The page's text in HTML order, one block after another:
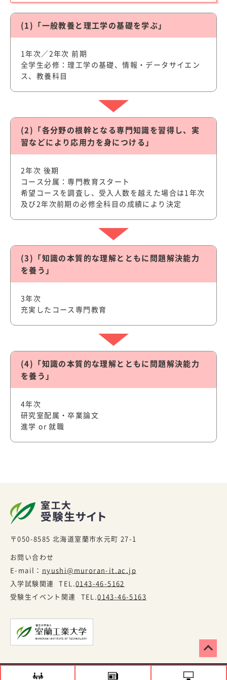
(1)「一般教養と理工学の基礎を学ぶ」
1年次／2年次 前期
全学生必修：理工学の基礎、情報・データサイエン
ス、教養科目
(2)「各分野の根幹となる専門知識を習得し、実
習などにより応用力を身につける」
2年次 後期
コース分属：専門教育スタート
希望コースを調査し、受入人数を越えた場合は1年次
及び2年次前期の必修全科目の成績により決定
(3)「知識の本質的な理解とともに問題解決能力
を養う」
3年次
充実したコース専門教育
(4)「知識の本質的な理解とともに問題解決能力
を養う」
4年次
研究室配属・卒業論文
進学 or 就職
〒050-8585北海道室蘭市水元町 27-1
お問い合わせ
E-mail： nyushi@muroran-it.ac.jp
入学試験関連
TEL.0143-46-5162
受験生イベント関連
TEL.0143-46-5163
copyright ⓒ MURORAN